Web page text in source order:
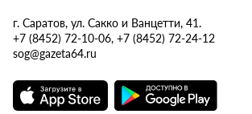
г. Саратов, ул. Сакко и Ванцетти, 41.
+7 (8452) 72-10-06, +7 (8452) 72-24-12
sog@gazeta64.ru